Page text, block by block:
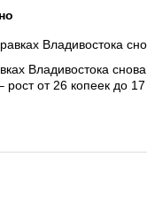
Владивостока
рост от 26 копеек до